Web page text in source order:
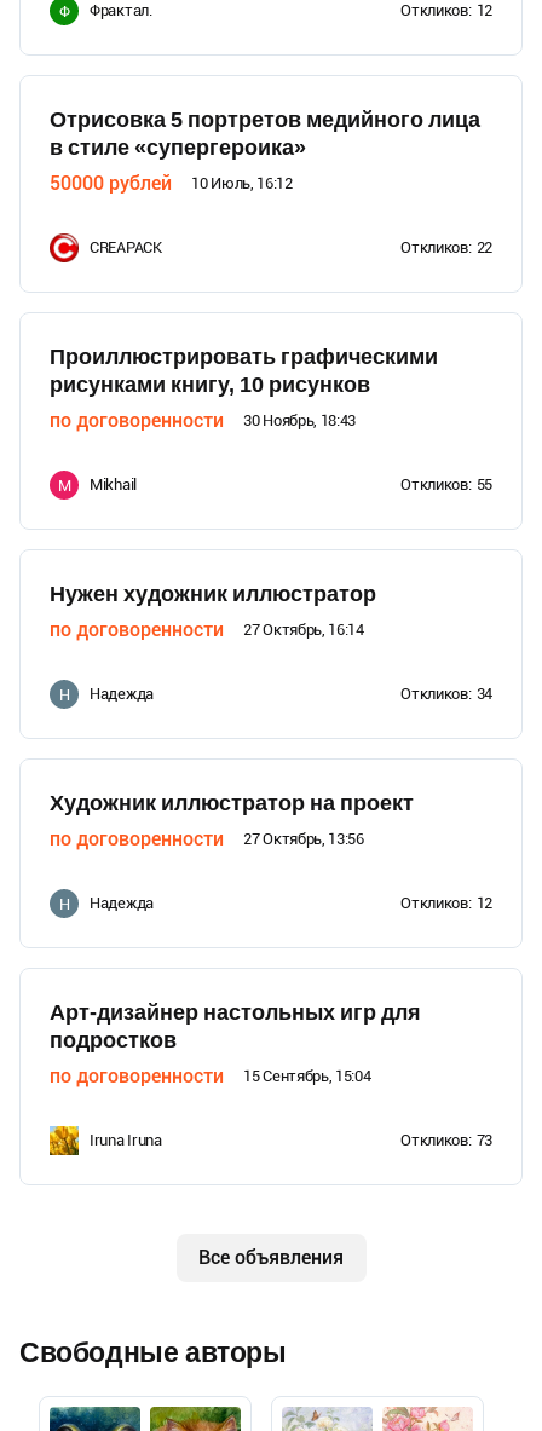
Ф Фрактал. Откликов: 12
Отрисовка 5 портретов медийного лица
в стиле «супергероика»
50000 рублей 10 Июль, 16:12
CREAPACK Откликов: 22
Проиллюстрировать графическими
рисунками книгу, 10 рисунков
по договоренности 30 Ноябрь, 18:43
M Mikhail Откликов: 55
Нужен художник иллюстратор
по договоренности 27 Октябрь, 16:14
Н Надежда Откликов: 34
Художник иллюстратор на проект
по договоренности 27 Октябрь, 13:56
Н Надежда Откликов: 12
Арт-дизайнер настольных игр для
подростков
по договоренности 15 Сентябрь, 15:04
Iruna Iruna Откликов: 73
Все объявления
Свободные авторы